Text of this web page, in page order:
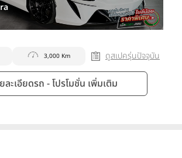
3,000 Km ดูสเปครุ่นปัจจุบัน
ละเอียดรถ - โปรโมชั่น เพิ่มเติม